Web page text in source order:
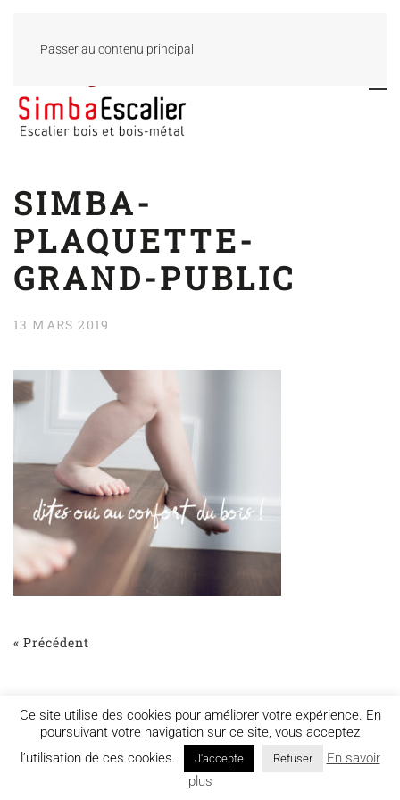
Passer au contenu principal
SIMBA-
PLAQUETTE-
GRAND-PUBLIC
13 MARS 2019
« Précédent
Ce site utilise des cookies pour améliorer votre expérience. En
poursuivant votre navigation sur ce site, vous acceptez
l’utilisation de ces cookies.
J'accepte Refuser
En savoir
plus